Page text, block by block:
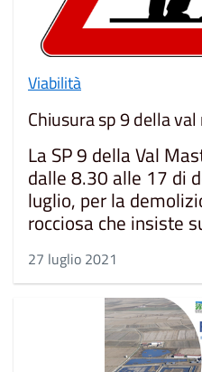
Viabilità
Chiusura sp 9 della
La SP 9 della Val
dalle 8.30 alle 17 di
luglio, per la
rocciosa che insiste
27 luglio 2021